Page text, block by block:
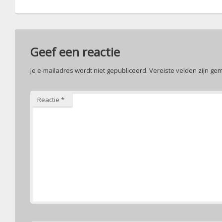
Geef een reactie
Je e-mailadres wordt niet gepubliceerd. Vereiste velden zijn
Reactie *